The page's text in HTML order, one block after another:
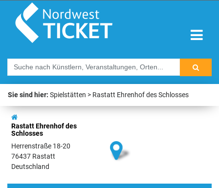
Sie sind hier: Spielstätten Rastatt Ehrenhof des Schlosses
Rastatt Ehrenhof des
Schlosses
Herrenstraße 18-20
76437 Rastatt
Deutschland